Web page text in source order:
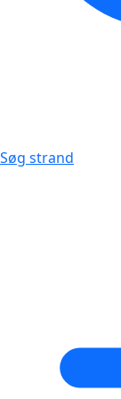
Søg strand